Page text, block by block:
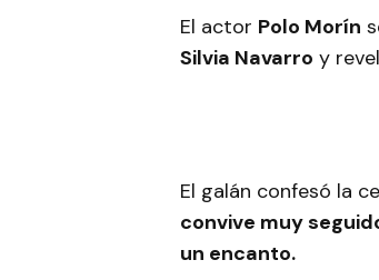
El actor Polo Morín
Silvia Navarro y
El galán confesó la
convive muy
un encanto.